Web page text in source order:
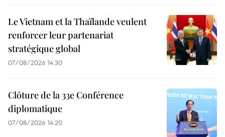
Le Vietnam et la Thaïlande veulent
renforcer leur partenariat
stratégique global
07/08/2026 14:30
Clôture de la 33e Conférence
diplomatique
07/08/2026 14:20